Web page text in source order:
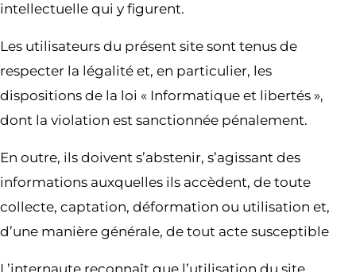
intellectuelle qui y figurent.
Les utilisateurs du présent site sont tenus de
respecter la légalité et, en particulier, les
dispositions de la loi « Informatique et libertés »,
dont la violation est sanctionnée pénalement.
En outre, ils doivent s’abstenir, s’agissant des
informations auxquelles ils accèdent, de toute
collecte, captation, déformation ou utilisation et,
d’une manière générale, de tout acte susceptible
L’internaute reconnaît que l’utilisation du site